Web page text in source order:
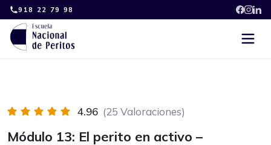
Skip
to
content
918 22 79 98
4.96 (25 Valoraciones)
Módulo 13: El perito en activo –